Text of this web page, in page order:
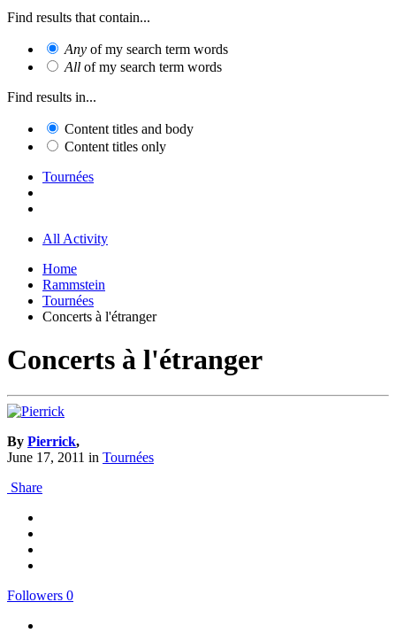
Find results that contain...
Any of my search term words
All of my search term words
Find results in...
Content titles and body
Content titles only
Tournées
All Activity
Home
Rammstein
Tournées
Concerts à l'étranger
Concerts à l'étranger
By Pierrick,
June 17, 2011 in Tournées
Share
Followers 0